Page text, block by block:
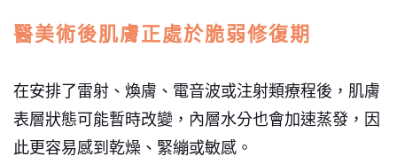
醫美術後肌膚正處於脆弱修復期
在安排了雷射、煥膚、電音波或注射類療程後，肌膚
表層狀態可能暫時改變，內層水分也會加速蒸發，因
此更容易感到乾燥、緊繃或敏感。